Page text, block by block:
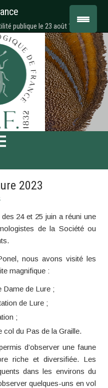
publique le 23 août 1878
2023
24 et 25 juin a réuni une
de la Société ou
nous avons visité les
magnifique :
Dame de Lure ;
de Lure ;
;
du Pas de la Graille.
d’observer une faune
riche et diversifiée. Les
dans les environs du
quelques-uns en vol